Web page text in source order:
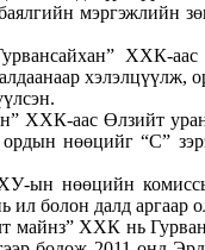
мэргэжлийн
ХХК-
ХХК-аас Өлзийт
ордын нөөцийг “С”
ын нөөцийн
ил болон далд аргаар
майнз” ХХК нь